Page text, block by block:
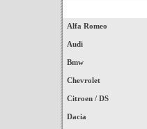
Alfa Romeo
Audi
Bmw
Chevrolet
Citroen / DS
Dacia